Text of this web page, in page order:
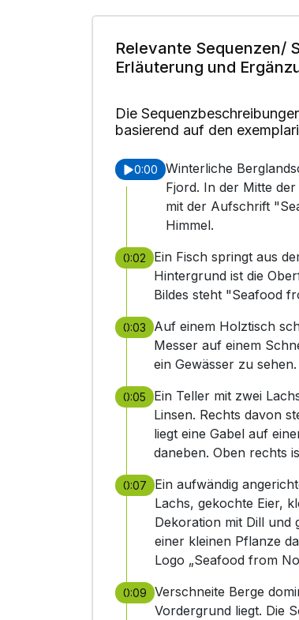
Relevante Sequenzen/
Erläuterung und
Die
basierend auf den
0:00
Winterliche
Fjord. In der Mitte
mit der Aufschrift
Himmel.
0:02
Ein Fisch springt aus
Hintergrund ist die
Bildes steht "Seafood
0:03
Auf einem Holztisch
Messer auf einem
ein Gewässer zu
0:05
Ein Teller mit zwei
Linsen. Rechts davon
liegt eine Gabel auf
daneben. Oben rechts
0:07
Ein aufwändig
Lachs, gekochte Eier,
Dekoration mit Dill und
einer kleinen Pflanze
Logo „Seafood from
0:09
Verschneite Berge
Vordergrund liegt. Die